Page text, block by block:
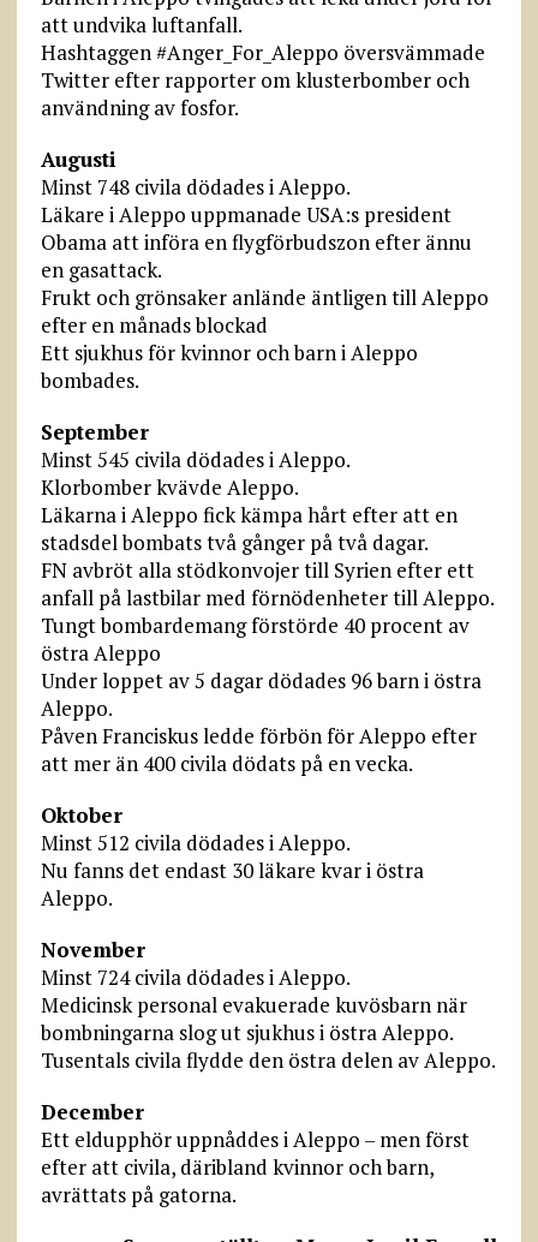
att undvika luftanfall.
Hashtaggen #Anger_For_Aleppo översvämmade
Twitter efter rapporter om klusterbomber och
användning av fosfor.
Augusti
Minst 748 civila dödades i Aleppo.
Läkare i Aleppo uppmanade USA:s president
Obama att införa en flygförbudszon efter ännu
en gasattack.
Frukt och grönsaker anlände äntligen till Aleppo
efter en månads blockad
Ett sjukhus för kvinnor och barn i Aleppo
bombades.
September
Minst 545 civila dödades i Aleppo.
Klorbomber kvävde Aleppo.
Läkarna i Aleppo fick kämpa hårt efter att en
stadsdel bombats två gånger på två dagar.
FN avbröt alla stödkonvojer till Syrien efter ett
anfall på lastbilar med förnödenheter till Aleppo.
Tungt bombardemang förstörde 40 procent av
östra Aleppo
Under loppet av 5 dagar dödades 96 barn i östra
Aleppo.
Påven Franciskus ledde förbön för Aleppo efter
att mer än 400 civila dödats på en vecka.
Oktober
Minst 512 civila dödades i Aleppo.
Nu fanns det endast 30 läkare kvar i östra
Aleppo.
November
Minst 724 civila dödades i Aleppo.
Medicinsk personal evakuerade kuvösbarn när
bombningarna slog ut sjukhus i östra Aleppo.
Tusentals civila flydde den östra delen av Aleppo.
December
Ett eldupphör uppnåddes i Aleppo – men först
efter att civila, däribland kvinnor och barn,
avrättats på gatorna.